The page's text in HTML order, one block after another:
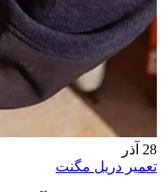
28 آذر
تعمیر دریل مگنت